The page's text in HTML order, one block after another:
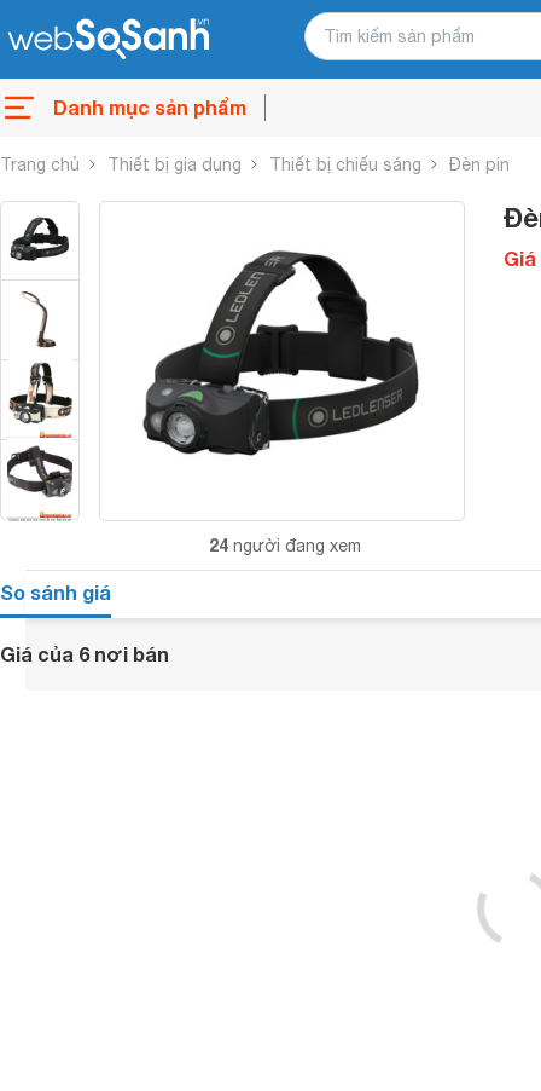
Danh mục sản phẩm
Trang chủ Thiết bị gia dụng Thiết bị chiếu sáng Đèn pin
24 người đang xem
Giá
So sánh giá
Giá của 6 nơi bán